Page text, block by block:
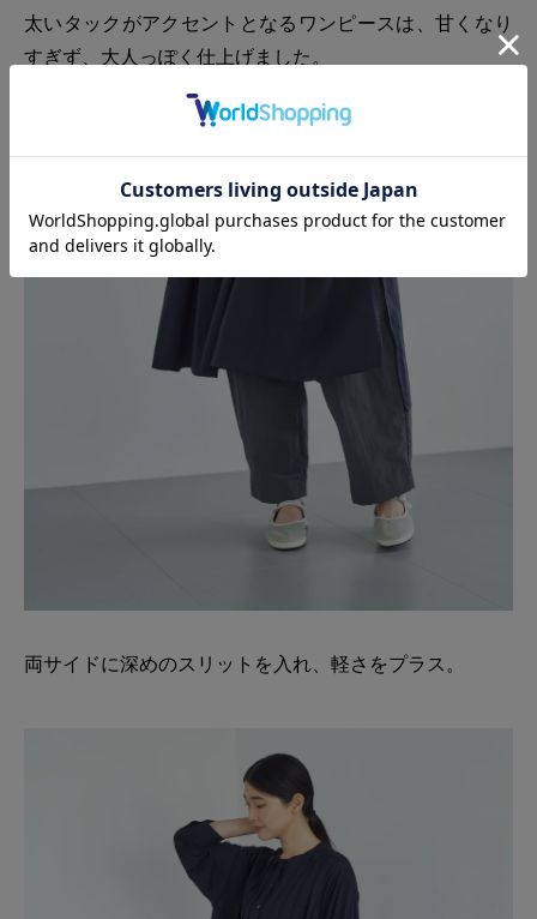
太いタックがアクセントとなるワンピースは、甘くなり
すぎず、大人っぽく仕上げました。
両サイドに深めのスリットを入れ、軽さをプラス。